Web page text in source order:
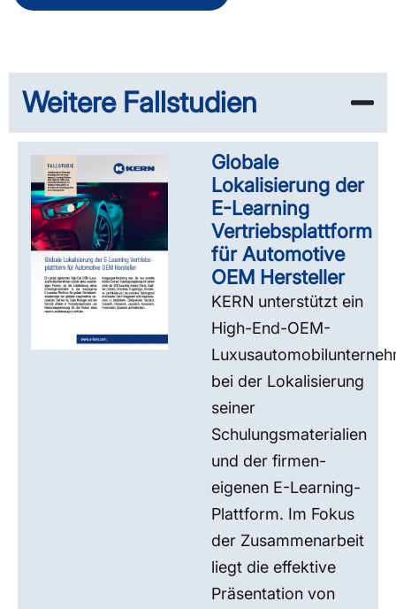
Weitere Fallstudien
Globale
Lokalisierung der
E-Learning
Vertriebsplattform
für Automotive
OEM Hersteller
KERN unterstützt ein
High-End-OEM-
bei der Lokalisierung
seiner
Schulungsmaterialien
und der firmen-
eigenen E-Learning-
Plattform. Im Fokus
der Zusammenarbeit
liegt die effektive
Präsentation von